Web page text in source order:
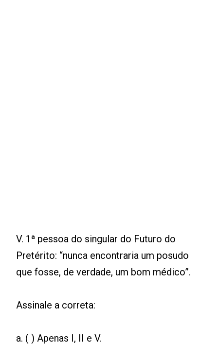
V. 1ª pessoa do singular do Futuro do
Pretérito: “nunca encontraria um posudo
que fosse, de verdade, um bom médico”.
Assinale a correta:
a. ( ) Apenas I, II e V.